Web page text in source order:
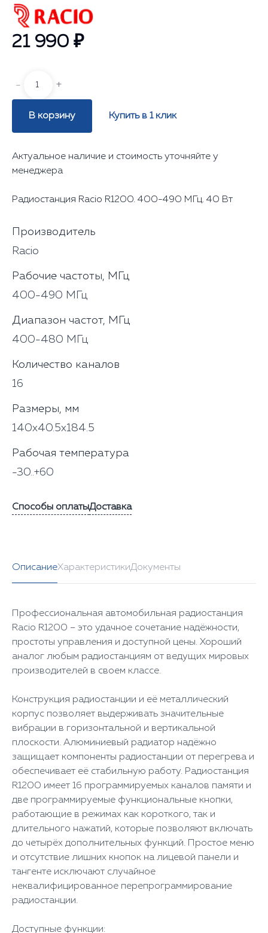
21 990 ₽
- +
В корзину Купить в 1 клик
Актуальное наличие и стоимость уточняйте у
менеджера
Радиостанция Racio R1200. 400-490 МГц. 40 Вт
Производитель
Racio
Рабочие частоты, МГц
400-490 МГц
Диапазон частот, МГц
400-480 МГц
Количество каналов
16
Размеры, мм
140x40.5x184.5
Рабочая температура
-30..+60
Способы оплатыДоставка
ОписаниеХарактеристикиДокументы
Профессиональная автомобильная радиостанция
Racio R1200 – это удачное сочетание надёжности,
простоты управления и доступной цены. Хороший
аналог любым радиостанциям от ведущих мировых
производителей в своем классе.
Конструкция радиостанции и её металлический
корпус позволяет выдерживать значительные
вибрации в горизонтальной и вертикальной
плоскости. Алюминиевый радиатор надёжно
защищает компоненты радиостанции от перегрева и
обеспечивает её стабильную работу. Радиостанция
R1200 имеет 16 программируемых каналов памяти и
две программируемые функциональные кнопки,
работающие в режимах как короткого, так и
длительного нажатий, которые позволяют включать
до четырёх дополнительных функций. Простое меню
и отсутствие лишних кнопок на лицевой панели и
тангенте исключают случайное
неквалифицированное перепрограммирование
радиостанции.
Доступные функции: